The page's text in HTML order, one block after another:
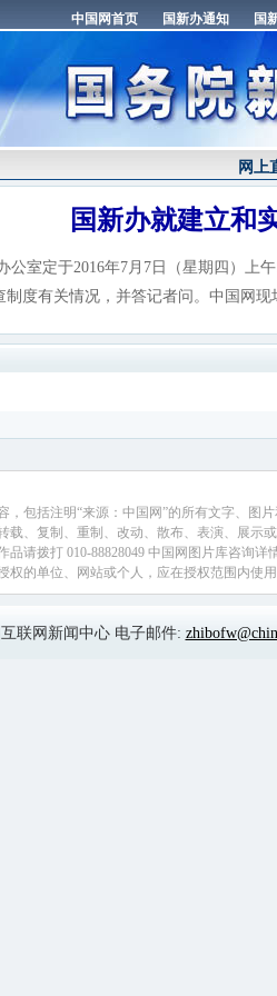
网上
国新办就建立和
定于2016年7月7日（星期四）上午
制度有关情况，并答记者问。中国网现